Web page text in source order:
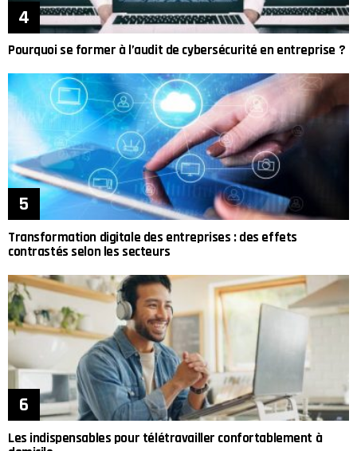
Pourquoi se former à l’audit de cybersécurité en entreprise ?
Transformation digitale des entreprises : des effets
contrastés selon les secteurs
Les indispensables pour télétravailler confortablement à